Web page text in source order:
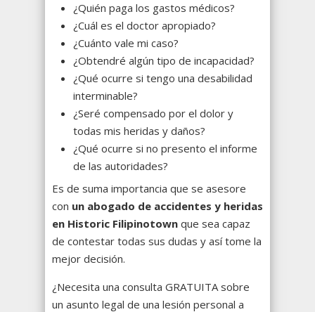
¿Quién paga los gastos médicos?
¿Cuál es el doctor apropiado?
¿Cuánto vale mi caso?
¿Obtendré algún tipo de incapacidad?
¿Qué ocurre si tengo una desabilidad
interminable?
¿Seré compensado por el dolor y
todas mis heridas y daños?
¿Qué ocurre si no presento el informe
de las autoridades?
Es de suma importancia que se asesore
con un abogado de accidentes y heridas
en Historic Filipinotown que sea capaz
de contestar todas sus dudas y así tome la
mejor decisión.
¿Necesita una consulta GRATUITA sobre
un asunto legal de una lesión personal a